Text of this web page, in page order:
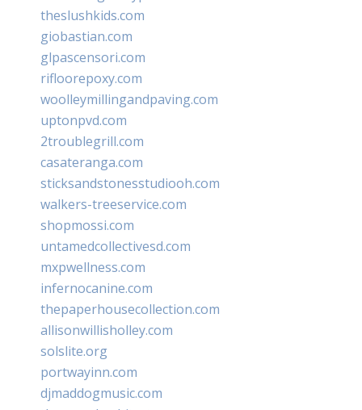
theslushkids.com
giobastian.com
glpascensori.com
rifloorepoxy.com
woolleymillingandpaving.com
uptonpvd.com
2troublegrill.com
casateranga.com
sticksandstonesstudiooh.com
walkers-treeservice.com
shopmossi.com
untamedcollectivesd.com
mxpwellness.com
infernocanine.com
thepaperhousecollection.com
allisonwillisholley.com
solslite.org
portwayinn.com
djmaddogmusic.com